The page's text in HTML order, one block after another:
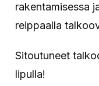
rakentamisessa
reippaalla
Sitoutuneet
lipulla!